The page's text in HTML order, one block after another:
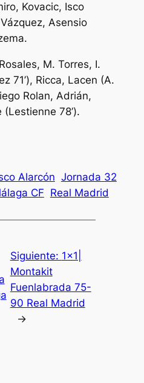
Kovacic, Isco
Asensio
M. Torres, I.
71’), Ricca, Lacen (A.
Rolan, Adrián,
78’).
Alarcón Jornada 32
CF Real Madrid
Siguiente: 1×1|
Montakit
Fuenlabrada 75-
90 Real Madrid
→